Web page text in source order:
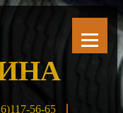
56-65